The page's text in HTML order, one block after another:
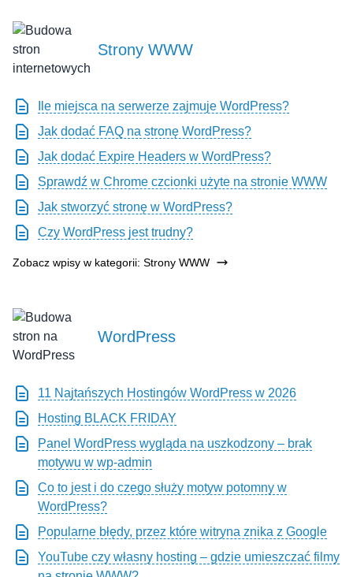
Strony WWW
Ile miejsca na serwerze zajmuje WordPress?
Jak dodać FAQ na stronę WordPress?
Jak dodać Expire Headers w WordPress?
Sprawdź w Chrome czcionki użyte na stronie WWW
Jak stworzyć stronę w WordPress?
Czy WordPress jest trudny?
Zobacz wpisy w kategorii: Strony WWW
WordPress
11 Najtańszych Hostingów WordPress w 2026
Hosting BLACK FRIDAY
Panel WordPress wygląda na uszkodzony – brak
motywu w wp-admin
Co to jest i do czego służy motyw potomny w
WordPress?
Popularne błędy, przez które witryna znika z Google
YouTube czy własny hosting – gdzie umieszczać filmy